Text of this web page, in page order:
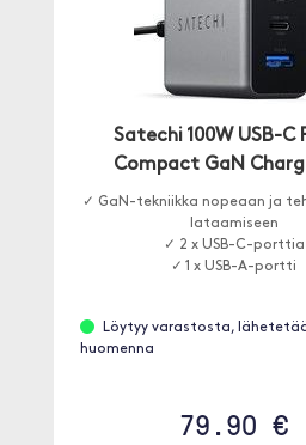
Satechi 100W USB-C
Compact GaN
✓ GaN-tekniikka nopeaan ja
lataamiseen
✓ 2 x USB-C-porttia
✓ 1 x USB-A-portti
Löytyy varastosta,
huomenna
79.90 €